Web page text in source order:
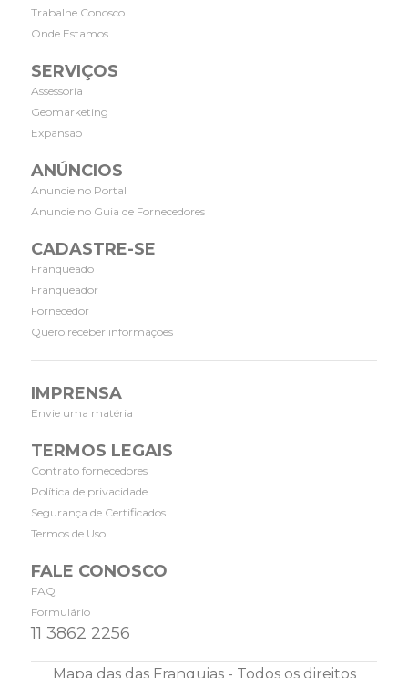
Trabalhe Conosco
Onde Estamos
SERVIÇOS
Assessoria
Geomarketing
Expansão
ANÚNCIOS
Anuncie no Portal
Anuncie no Guia de Fornecedores
CADASTRE-SE
Franqueado
Franqueador
Fornecedor
Quero receber informações
IMPRENSA
Envie uma matéria
TERMOS LEGAIS
Contrato fornecedores
Política de privacidade
Segurança de Certificados
Termos de Uso
FALE CONOSCO
FAQ
Formulário
11 3862 2256
Mapa das das Franquias - Todos os direitos